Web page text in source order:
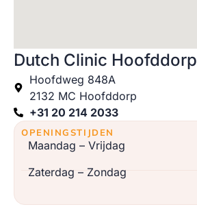
Dutch Clinic Hoofddorp
Hoofdweg 848A
2132 MC Hoofddorp
+31 20 214 2033
OPENINGSTIJDEN
Maandag – Vrijdag
Zaterdag – Zondag